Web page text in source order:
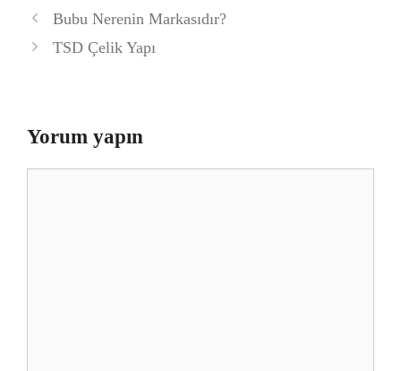
Bubu Nerenin Markasıdır?
TSD Çelik Yapı
Yorum yapın